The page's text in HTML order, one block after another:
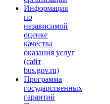
Информация
по
независимой
оценке
качества
оказания услуг
(сайт
bus.gov.ru)
Программа
государственных
гарантий